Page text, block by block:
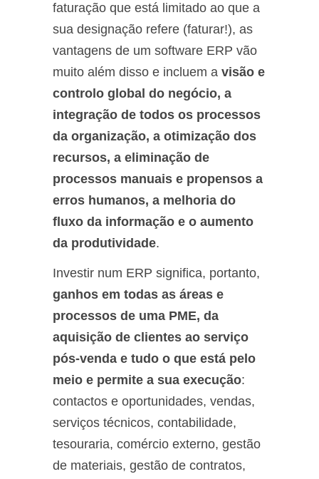
faturação que está limitado ao que a
sua designação refere (faturar!), as
vantagens de um software ERP vão
muito além disso e incluem a visão e
controlo global do negócio, a
integração de todos os processos
da organização, a otimização dos
recursos, a eliminação de
processos manuais e propensos a
erros humanos, a melhoria do
fluxo da informação e o aumento
da produtividade.
Investir num ERP significa, portanto,
ganhos em todas as áreas e
processos de uma PME, da
aquisição de clientes ao serviço
pós-venda e tudo o que está pelo
meio e permite a sua execução:
contactos e oportunidades, vendas,
serviços técnicos, contabilidade,
tesouraria, comércio externo, gestão
de materiais, gestão de contratos,